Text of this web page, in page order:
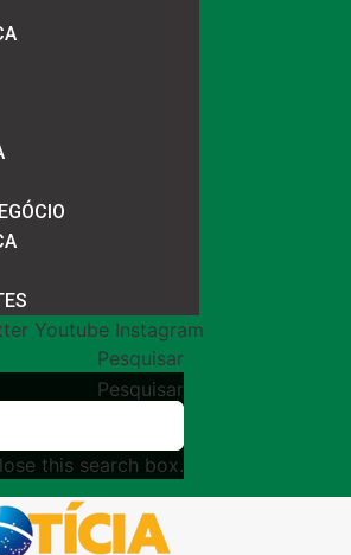
Youtube Instagram
Pesquisar
Pesquisar
this search box.